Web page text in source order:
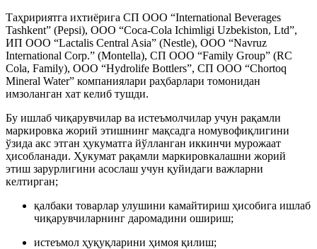
Таҳририятга ихтиёрига СП ООО “International Beverages
Tashkent” (Pepsi), ООО “Coca-Cola Ichimligi Uzbekiston, Ltd”,
ИП ООО “Lactalis Central Asia” (Nestle), ООО “Navruz
International Corp.” (Montella), СП ООО “Family Group” (RC
Cola, Family), ООО “Hydrolife Bottlers”, СП ООО “Chortoq
Mineral Water” компаниялари раҳбарлари томонидан
имзоланган хат келиб тушди.
Бу ишлаб чиқарувчилар ва истеъмолчилар учун рақамли
маркировка жорий этишнинг мақсадга номувофиқлигини
ўзида акс этган ҳукуматга йўлланган иккинчи мурожаат
ҳисобланади. Ҳукумат рақамли маркировкалашни жорий
этиш зарурлигини асослаш учун қуйидаги важларни
келтирган;
қалбаки товарлар улушини камайтириш ҳисобига ишлаб
чиқарувчиларнинг даромадини ошириш;
истеъмол ҳуқуқларини ҳимоя қилиш;